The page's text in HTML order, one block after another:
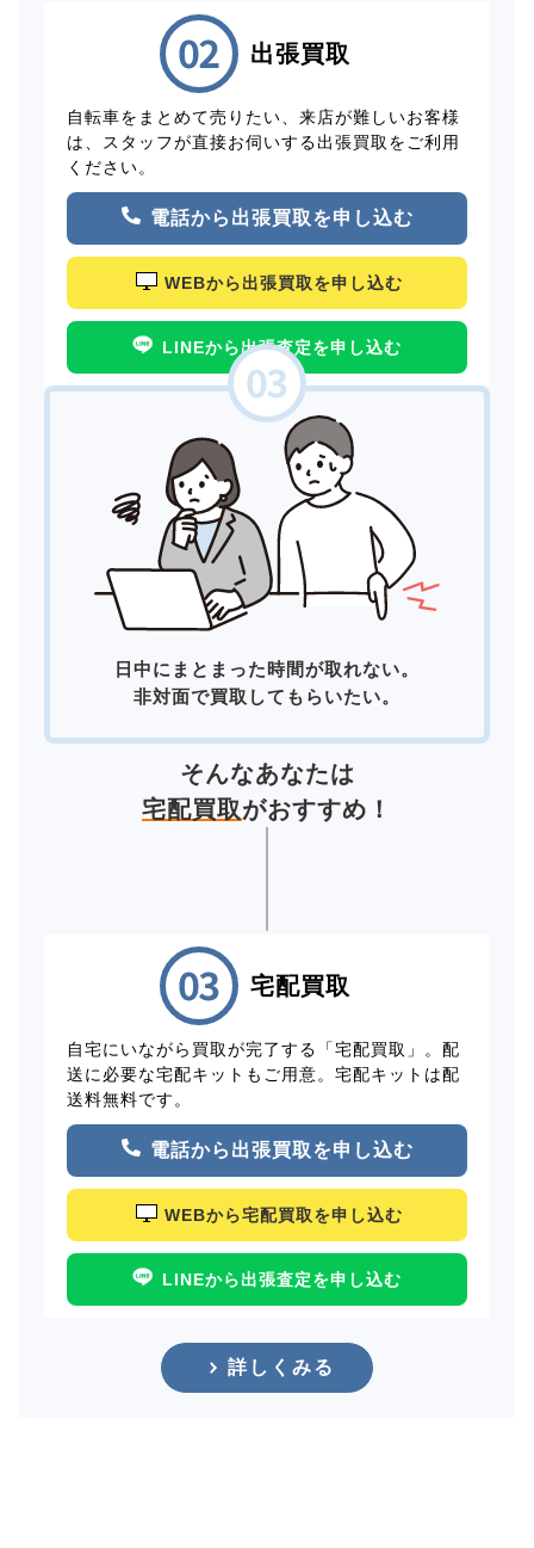
出張買取
自転車をまとめて売りたい、来店が難しいお客様
は、スタッフが直接お伺いする出張買取をご利用
ください。
電話から出張買取を申し込む
WEBから出張買取を申し込む
LINEから出張査定を申し込む
日中にまとまった時間が取れない。
非対面で買取してもらいたい。
そんなあなたは
宅配買取がおすすめ！
宅配買取
自宅にいながら買取が完了する「宅配買取」。配
送に必要な宅配キットもご用意。宅配キットは配
送料無料です。
電話から出張買取を申し込む
WEBから宅配買取を申し込む
LINEから出張査定を申し込む
詳しくみる